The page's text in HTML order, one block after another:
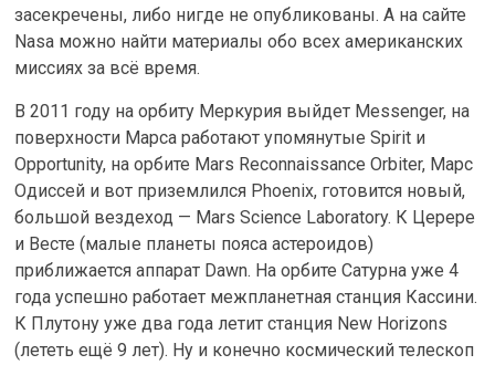
засекречены, либо нигде не опубликованы. А на сайте
Nasa можно найти материалы обо всех американских
миссиях за всё время.
В 2011 году на орбиту Меркурия выйдет Messenger, на
поверхности Марса работают упомянутые Spirit и
Opportunity, на орбите Mars Reconnaissance Orbiter, Марс
Одиссей и вот приземлился Phoenix, готовится новый,
большой вездеход — Mars Science Laboratory. К Церере
и Весте (малые планеты пояса астероидов)
приближается аппарат Dawn. На орбите Сатурна уже 4
года успешно работает межпланетная станция Кассини.
К Плутону уже два года летит станция New Horizons
(лететь ещё 9 лет). Ну и конечно космический телескоп